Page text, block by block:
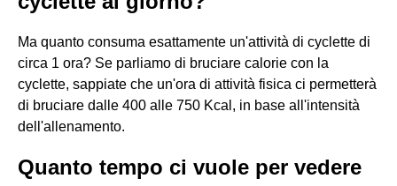
Ma quanto consuma esattamente un'attività di cyclette di
circa 1 ora? Se parliamo di bruciare calorie con la
cyclette, sappiate che un'ora di attività fisica ci permetterà
di bruciare dalle 400 alle 750 Kcal, in base all'intensità
dell'allenamento.
Quanto tempo ci vuole per vedere